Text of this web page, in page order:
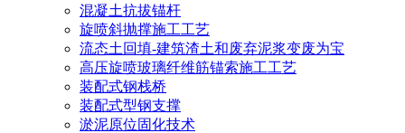
混凝土抗拔锚杆
旋喷斜抛撑施工工艺
流态土回填-建筑渣土和废弃泥浆变废为宝
高压旋喷玻璃纤维筋锚索施工工艺
装配式钢栈桥
装配式型钢支撑
淤泥原位固化技术